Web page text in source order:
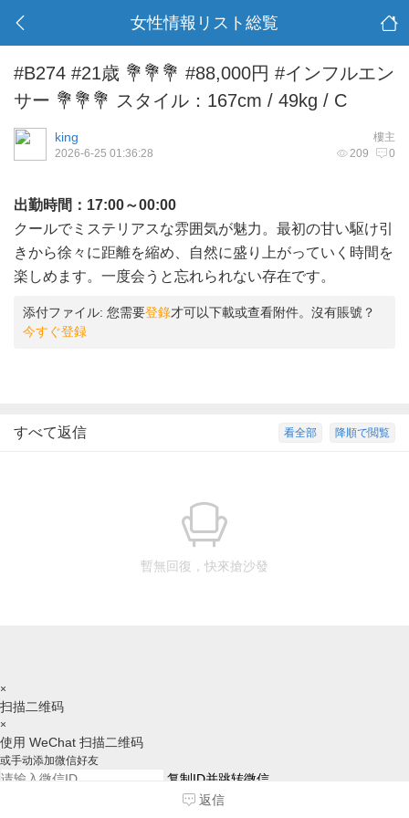
女性情報リスト総覧
#B274 #21歳 💐💐💐 #88,000円 #インフルエン
サー 💐💐💐 スタイル：167cm / 49kg / C
樓主
king
209 0
2026-6-25 01:36:28
出勤時間：17:00～00:00
クールでミステリアスな雰囲気が魅力。最初の甘い駆け引
きから徐々に距離を縮め、自然に盛り上がっていく時間を
楽しめます。一度会うと忘れられない存在です。
添付ファイル: 您需要登錄才可以下載或查看附件。沒有賬號？
今すぐ登録
降順で閲覧
看全部
すべて返信
暫無回復，快來搶沙發
返信
×
扫描二维码
×
使用 WeChat 扫描二维码
或手动添加微信好友
复制ID并跳转微信